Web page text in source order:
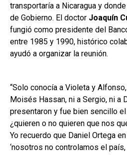
transportaría a Nicaragua y
de Gobierno. El doctor Joaquín
fungió como presidente del
entre 1985 y 1990, histórico
ayudó a organizar la reunión.
“Solo conocía a Violeta y
Moisés Hassan, ni a Sergio, ni a
presentaron y fue bien sencillo
¿quieren o no quieren que nos
Yo recuerdo que Daniel Ortega
‘nosotros no controlamos el